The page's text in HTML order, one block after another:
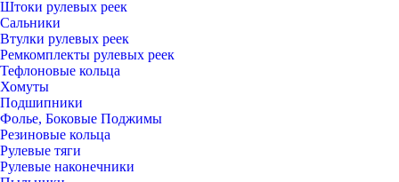
Штоки рулевых реек
Сальники
Втулки рулевых реек
Ремкомплекты рулевых реек
Тефлоновые кольца
Хомуты
Подшипники
Фолье, Боковые Поджимы
Резиновые кольца
Рулевые тяги
Рулевые наконечники